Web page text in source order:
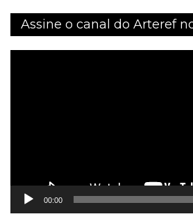
Assine o canal do Arteref
00:00